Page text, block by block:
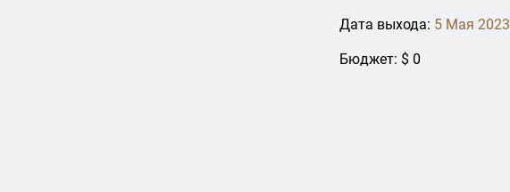
Дата выхода: 5 Мая 2023
Бюджет: $ 0